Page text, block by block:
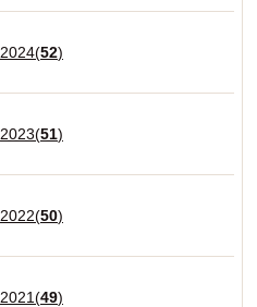
2024(52)
2023(51)
2022(50)
2021(49)